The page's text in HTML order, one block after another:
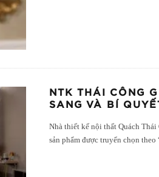
NTK THÁI CÔNG
SANG VÀ BÍ
Nhà thiết kế nội thất Quách
sản phẩm được truyển chọn theo